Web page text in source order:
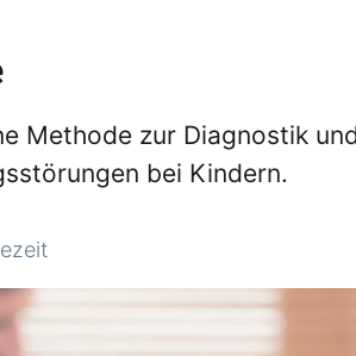
Methode zur Diagnostik
bei Kindern.